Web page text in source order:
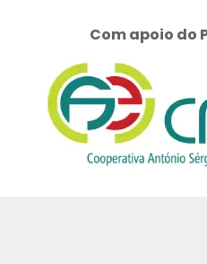
Com apoio do